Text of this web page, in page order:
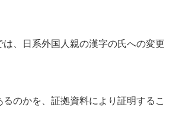
、日系外国人親の漢字の氏への変更
のかを、証拠資料により証明するこ